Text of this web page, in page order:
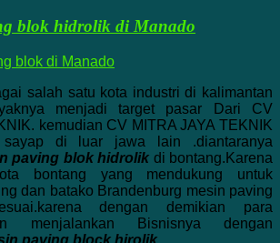
blok hidrolik di Manado
salah satu kota industri di kalimantan
menjadi target pasar Dari CV
kemudian CV MITRA JAYA TEKNIK
sayap di luar jawa lain .diantaranya
paving blok hidrolik di bontang.Karena
bontang yang mendukung untuk
dan batako Brandenburg mesin paving
dengan demikian para
menjalankan Bisnisnya dengan
paving block hirolik.